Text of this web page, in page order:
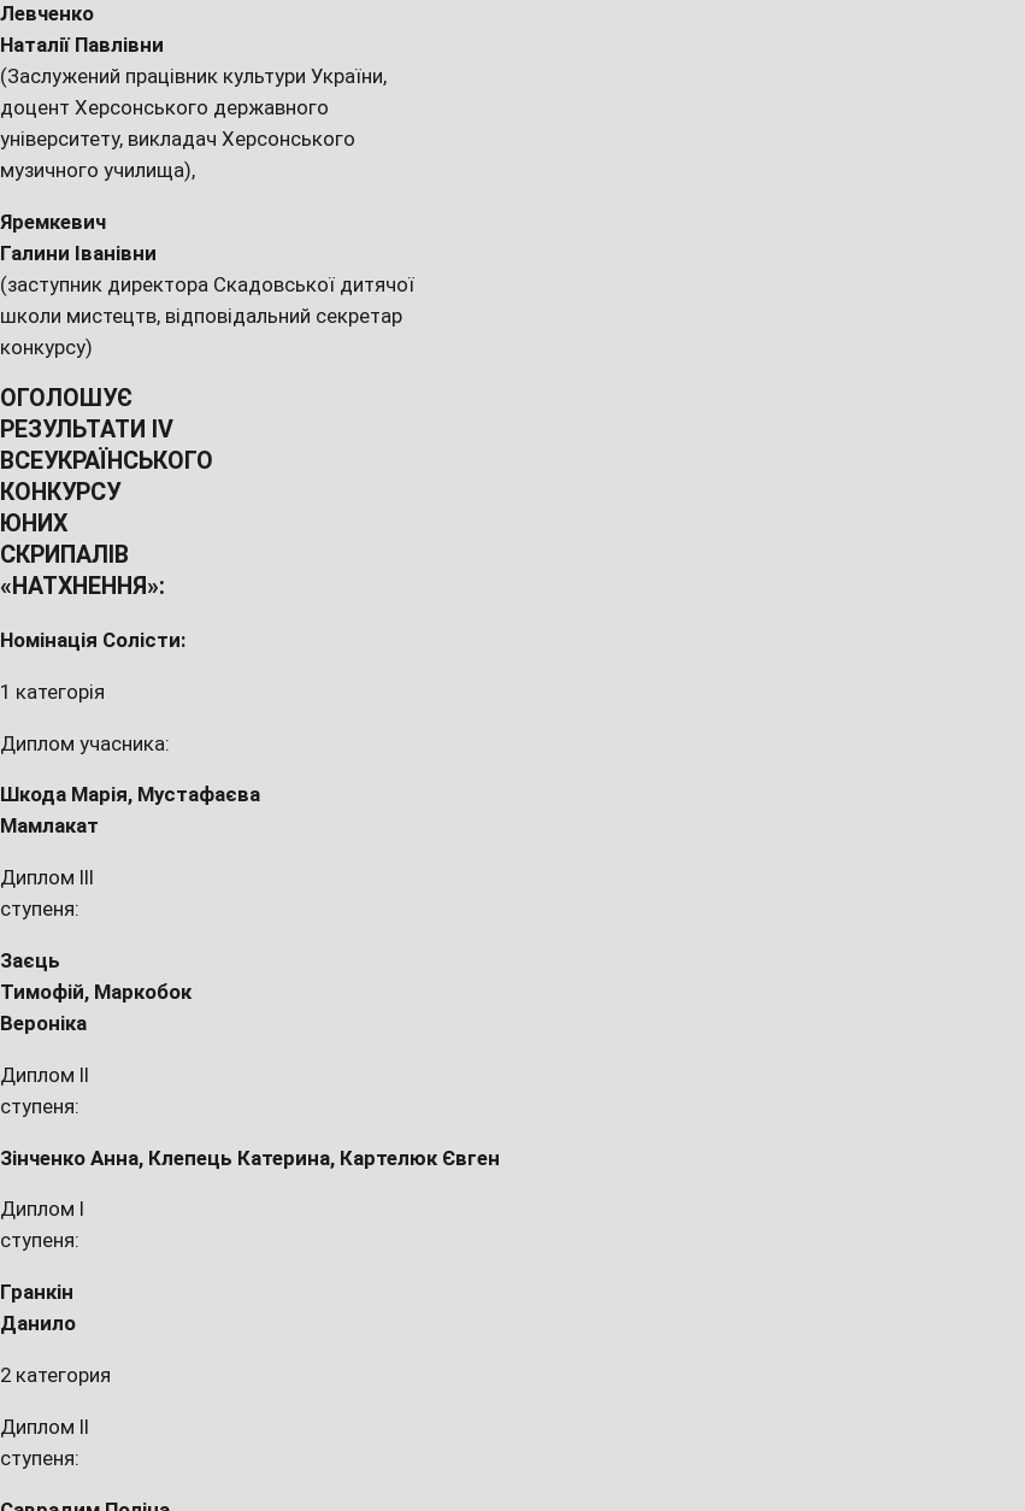
Левченко
Наталії Павлівни
(Заслужений працівник культури України,
доцент Херсонського державного
університету, викладач Херсонського
музичного училища),
Яремкевич
Галини Іванівни
(заступник директора Скадовської дитячої
школи мистецтв, відповідальний секретар
конкурсу)
ОГОЛОШУЄ
РЕЗУЛЬТАТИ IV
ВСЕУКРА НСЬКОГО
КОНКУРСУ
ЮН ИХ
СКРИПАЛІВ
«НАТХНЕННЯ»:
Номінація Солісти:
1 категорія
Диплом учасника:
Шкода Марія, Мустафаєва
Мамлакат
Диплом III
ступеня:
Заєць
Тимофій, Маркобок
Вероніка
Диплом II
ступеня:
Зінченко Анна, Клепець Катерина, Картелюк Євген
Диплом I
ступеня:
Гранкін
Данило
2 категория
Диплом II
ступеня: